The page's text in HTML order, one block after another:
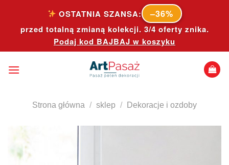
content
OSTATNIA SZANSA: –36%
przed totalną zmianą kolekcji. 3/4 oferty znika.
Podaj kod BAJBAJ w koszyku
Strona główna / sklep / Dekoracje i ozdoby